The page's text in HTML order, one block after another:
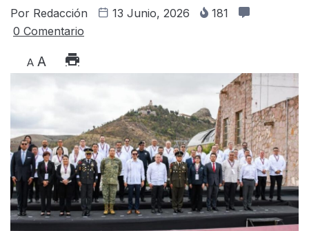
Por Redacción 13 Junio, 2026
181
0 Comentario
A A